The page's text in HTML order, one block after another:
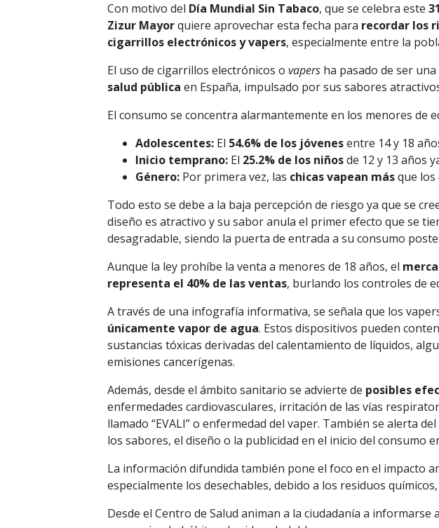
Con motivo del Día Mundial Sin Tabaco, que se celebra este
Zizur Mayorquiere aprovechar esta fecha para recordar los
cigarrillos electrónicos y vapers, especialmente entre la
El uso de cigarrillos electrónicos o vapersha pasado de ser
salud pública en España, impulsado por sus sabores
El consumo se concentra alarmantemente en los menores de
Adolescentes:El 54.6% de los jóvenesentre 14 y 18
Inicio temprano:El 25.2% de los niñosde 12 y 13 años
Género:Por primera vez, las chicas vapean másque los
Todo esto se debe a la baja percepción de riesgo ya que se
diseño es atractivo y su sabor anula el primer efecto que se
desagradable, siendo la puerta de entrada a su consumo
Aunque la ley prohíbe la venta a menores de 18 años, el
representa el 40% de las ventas, burlando los controles de
A través de una infografía informativa, se señala que los
únicamente vapor de agua. Estos dispositivos pueden
sustancias tóxicas derivadas del calentamiento de líquidos,
emisiones cancerígenas.
Además, desde el ámbito sanitario se advierte de posibles
enfermedades cardiovasculares, irritación de las vías
llamado “EVALI” o enfermedad del vaper. También se alerta
los sabores, el diseño o la publicidad en el inicio del consumo
La información difundida también pone el foco en el impacto
especialmente los desechables, debido a los residuos
Desde el Centro de Salud animan a la ciudadanía a